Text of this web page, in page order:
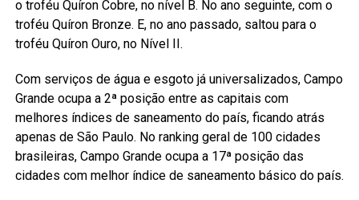
o troféu Quíron Cobre, no nível B. No ano seguinte, com o
troféu Quíron Bronze. E, no ano passado, saltou para o
troféu Quíron Ouro, no Nível II.
Com serviços de água e esgoto já universalizados, Campo
Grande ocupa a 2ª posição entre as capitais com
melhores índices de saneamento do país, ficando atrás
apenas de São Paulo. No ranking geral de 100 cidades
brasileiras, Campo Grande ocupa a 17ª posição das
cidades com melhor índice de saneamento básico do país.